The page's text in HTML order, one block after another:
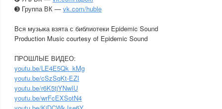
➌ Группа ВК — vk.com/huble
Вся музыка взята с библиотеки Epidemic Sound
Production Music courtesy of Epidemic Sound
ПРОШЛЫЕ ВИДЕО:
youtu.be/LE4E5Qk_kMg
youtu.be/cSzSqKt-EZI
youtu.be/r6K5tjYNwIU
youtu.be/wrFcEXSotN4